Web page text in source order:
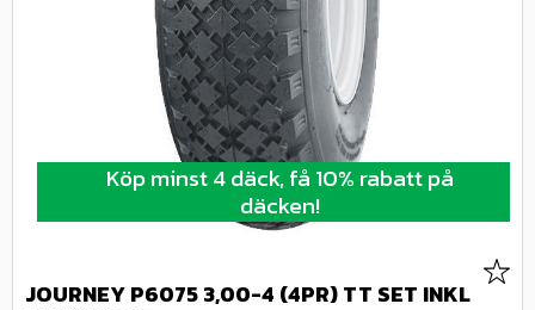
Köp minst 4 däck, få 10% rabatt på
däcken!
JOURNEY P6075 3,00-4 (4PR) TT SET INKL